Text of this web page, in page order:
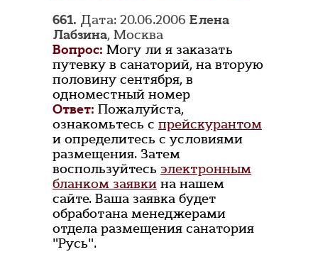
661. Дата: 20.06.2006 Елена
Лабзина, Москва
Вопрос: Могу ли я заказать
путевку в санаторий, на вторую
половину сентября, в
одноместный номер
Ответ: Пожалуйста,
ознакомьтесь с прейскурантом
и определитесь с условиями
размещения. Затем
воспользуйтесь электронным
бланком заявки на нашем
сайте. Ваша заявка будет
обработана менеджерами
отдела размещения санатория
"Русь".